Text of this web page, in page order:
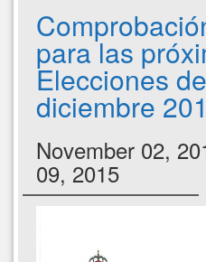
para las
Elecciones
diciembre
November 02,
09, 2015